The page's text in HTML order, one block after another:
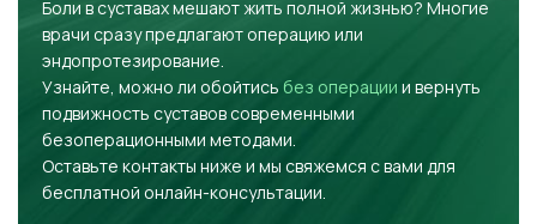
Боли в суставах мешают жить полной жизнью? Многие
врачи сразу предлагают операцию или
эндопротезирование.
Узнайте, можно ли обойтись без операции и вернуть
подвижность суставов современными
безоперационными методами.
Оставьте контакты ниже и мы свяжемся с вами для
бесплатной онлайн-консультации.